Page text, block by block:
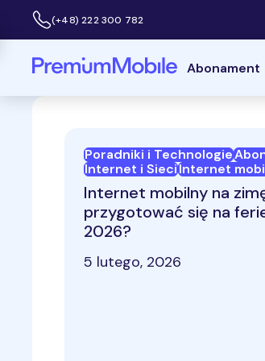
Infolinia:
(+48) 222 300 782
Powróć do strony głównej Abonament
Poradniki i Technologie
Internet i SieciInternet
Internet mobilny na
przygotować się na
2026?
5 lutego, 2026